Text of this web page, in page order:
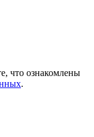
что ознакомлены
.